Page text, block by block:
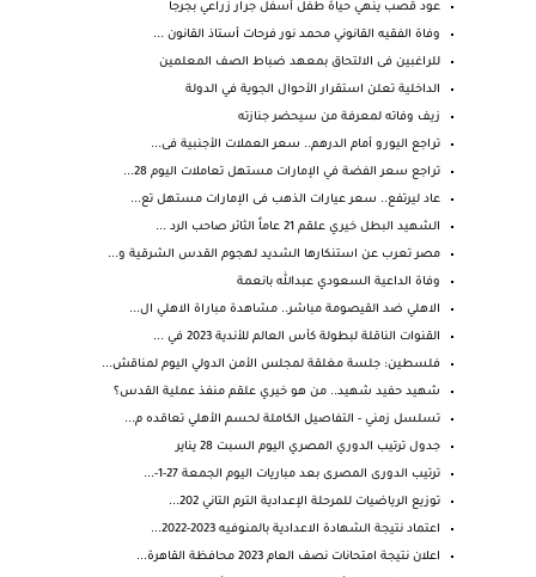
عود قصب ينهي حياة طفل أسفل جرار زراعي بجرجا
وفاة الفقيه القانوني محمد نور فرحات أستاذ القانون ...
للراغبين فى الالتحاق بمعهد ضباط الصف المعلمين
الداخلية تعلن استقرار الأحوال الجوية في الدولة
زيف وفاته لمعرفة من سيحضر جنازته
تراجع اليورو أمام الدرهم.. سعر العملات الأجنبية فى...
تراجع سعر الفضة في الإمارات مستهل تعاملات اليوم 28...
عاد ليرتفع.. سعر عيارات الذهب فى الإمارات مستهل تع...
‏الشهيد البطل خيري علقم 21 عاماً الثائر صاحب الرد ...
مصر تعرب عن استنكارها الشديد لهجوم القدس الشرقية و...
وفاة الداعية السعودي عبدالله بانعمة
الاهلي ضد القيصومة مباشر.. مشاهدة مباراة الاهلي ال...
القنوات الناقلة لبطولة كأس العالم للأندية 2023 في ...
فلسطين: جلسة مغلقة لمجلس الأمن الدولي اليوم لمناقش...
شهيد حفيد شهيد.. من هو خيري علقم منفذ عملية القدس؟
تسلسل زمني - التفاصيل الكاملة لحسم الأهلي تعاقده م...
جدول ترتيب الدوري المصري اليوم السبت 28 يناير
ترتيب الدورى المصرى بعد مباريات اليوم الجمعة 27-1-...
توزيع الرياضيات للمرحلة الإعدادية الترم التاني 202...
اعتماد نتيجة الشهادة الاعدادية بالمنوفيه 2023-2022...
اعلان نتيجة امتحانات نصف العام 2023 محافظة القاهرة...